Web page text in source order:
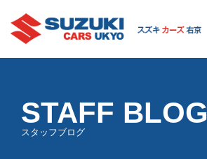
STAFF BLOG
スタッフブログ